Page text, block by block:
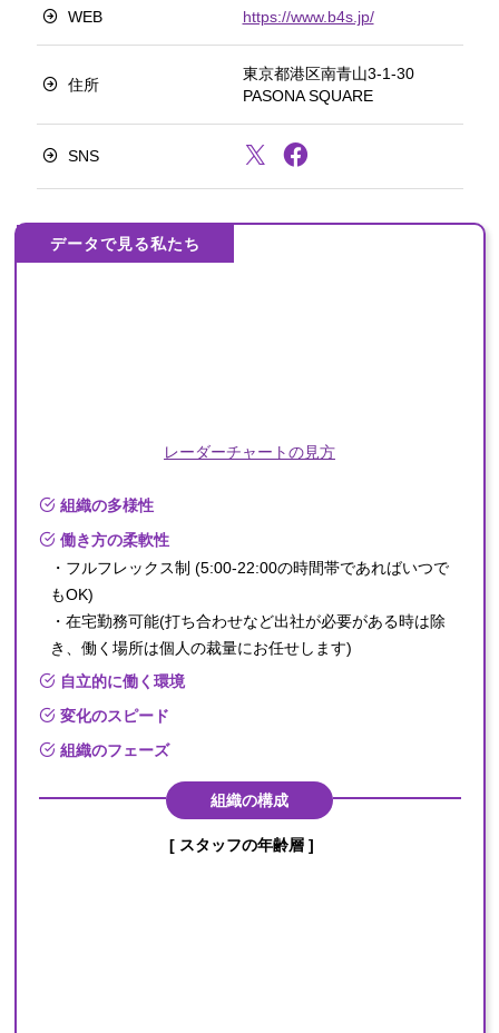
WEB https://www.b4s.jp/
住所
東京都港区南青山3-1-30
PASONA SQUARE
SNS
データで見る私たち
レーダーチャートの見方
組織の多様性
働き方の柔軟性
・フルフレックス制 (5:00-22:00の時間帯であればいつで
もOK)
・在宅勤務可能(打ち合わせなど出社が必要がある時は除
き、働く場所は個人の裁量にお任せします)
自立的に働く環境
変化のスピード
組織のフェーズ
組織の構成
[ スタッフの年齢層 ]